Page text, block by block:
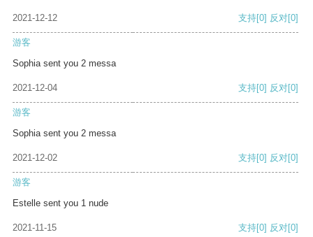
2021-12-12 支持[0] 反对[0]
游客
Sophia sent you 2 messa
2021-12-04 支持[0] 反对[0]
游客
Sophia sent you 2 messa
2021-12-02 支持[0] 反对[0]
游客
Estelle sent you 1 nude
2021-11-15 支持[0] 反对[0]